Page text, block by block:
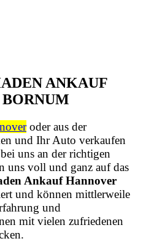
ANKAUF
oder aus der
und Ihr Auto verkaufen
uns an der richtigen
uns voll und ganz auf das
Ankauf Hannover
und können mittlerweile
und
mit vielen zufriedenen